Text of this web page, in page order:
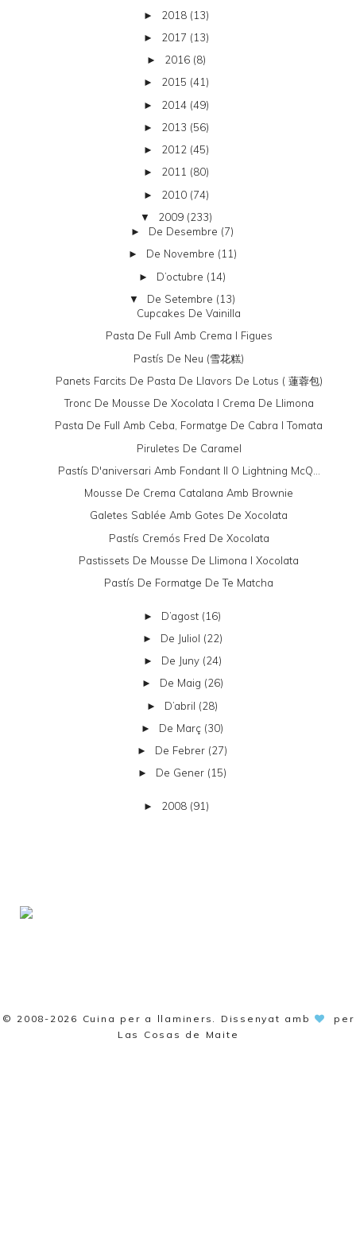
► 2018 (13)
► 2017 (13)
► 2016 (8)
► 2015 (41)
► 2014 (49)
► 2013 (56)
► 2012 (45)
► 2011 (80)
► 2010 (74)
▼ 2009 (233)
► De Desembre (7)
► De Novembre (11)
► D’octubre (14)
▼ De Setembre (13)
Cupcakes De Vainilla
Pasta De Full Amb Crema I Figues
Pastís De Neu (雪花糕)
Panets Farcits De Pasta De Llavors De Lotus ( 蓮蓉包)
Tronc De Mousse De Xocolata I Crema De Llimona
Pasta De Full Amb Ceba, Formatge De Cabra I Tomata
Piruletes De Caramel
Pastís D'aniversari Amb Fondant II O Lightning McQ...
Mousse De Crema Catalana Amb Brownie
Galetes Sablée Amb Gotes De Xocolata
Pastís Cremós Fred De Xocolata
Pastissets De Mousse De Llimona I Xocolata
Pastís De Formatge De Te Matcha
► D’agost (16)
► De Juliol (22)
► De Juny (24)
► De Maig (26)
► D’abril (28)
► De Març (30)
► De Febrer (27)
► De Gener (15)
► 2008 (91)
© 2008-2026 Cuina per a llaminers . Dissenyat amb
per
Las Cosas de Maite